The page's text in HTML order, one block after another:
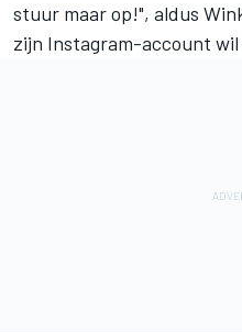
stuur maar op!", aldus
zijn Instagram-account wil